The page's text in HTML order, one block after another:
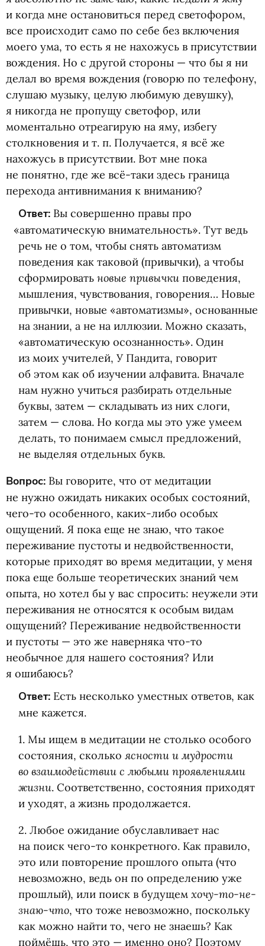
и когда мне остановиться перед светофором,
все происходит само по себе без включения
моего ума, то есть я не нахожусь в присутствии
вождения. Но с другой стороны — что бы я ни
делал во время вождения (говорю по телефону,
слушаю музыку, целую любимую девушку),
я никогда не пропущу светофор, или
моментально отреагирую на яму, избегу
столкновения и т. п. Получается, я всё же
нахожусь в присутствии. Вот мне пока
не понятно, где же всё-таки здесь граница
перехода антивнимания к вниманию?
Ответ:Вы совершенно правы про
«автоматическую внимательность». Тут ведь
речь не о том, чтобы снять автоматизм
поведения как таковой (привычки), а чтобы
сформировать новые привычкиповедения,
мышления, чувствования, говорения… Новые
привычки, новые «автоматизмы», основанные
на знании, а не на иллюзии. Можно сказать,
«автоматическую осознанность». Один
из моих учителей, У Пандита, говорит
об этом как об изучении алфавита. Вначале
нам нужно учиться разбирать отдельные
буквы, затем — складывать из них слоги,
затем — слова. Но когда мы это уже умеем
делать, то понимаем смысл предложений,
не выделяя отдельных букв.
Вопрос: Вы говорите, что от медитации
не нужно ожидать никаких особых состояний,
чего-то особенного, каких-либо особых
ощущений. Я пока еще не знаю, что такое
переживание пустоты и недвойственности,
которые приходят во время медитации, у меня
пока еще больше теоретических знаний чем
опыта, но хотел бы у вас спросить: неужели эти
переживания не относятся к особым видам
ощущений? Переживание недвойственности
и пустоты — это же наверняка что-то
необычное для нашего состояния? Или
я ошибаюсь?
Ответ:Есть несколько уместных ответов, как
мне кажется.
1. Мы ищем в медитации не столько особого
состояния, сколько ясности и мудрости
во взаимодействии с любыми проявлениями
жизни. Соответственно, состояния приходят
и уходят, а жизнь продолжается.
2. Любое ожидание обуславливает нас
на поиск чего-то конкретного. Как правило,
это или повторение прошлого опыта (что
невозможно, ведь он по определению уже
прошлый), или поиск в будущем хочу-то-не-
знаю-что, что тоже невозможно, поскольку
как можно найти то, чего не знаешь? Как
поймёшь, что это — именно оно? Поэтому